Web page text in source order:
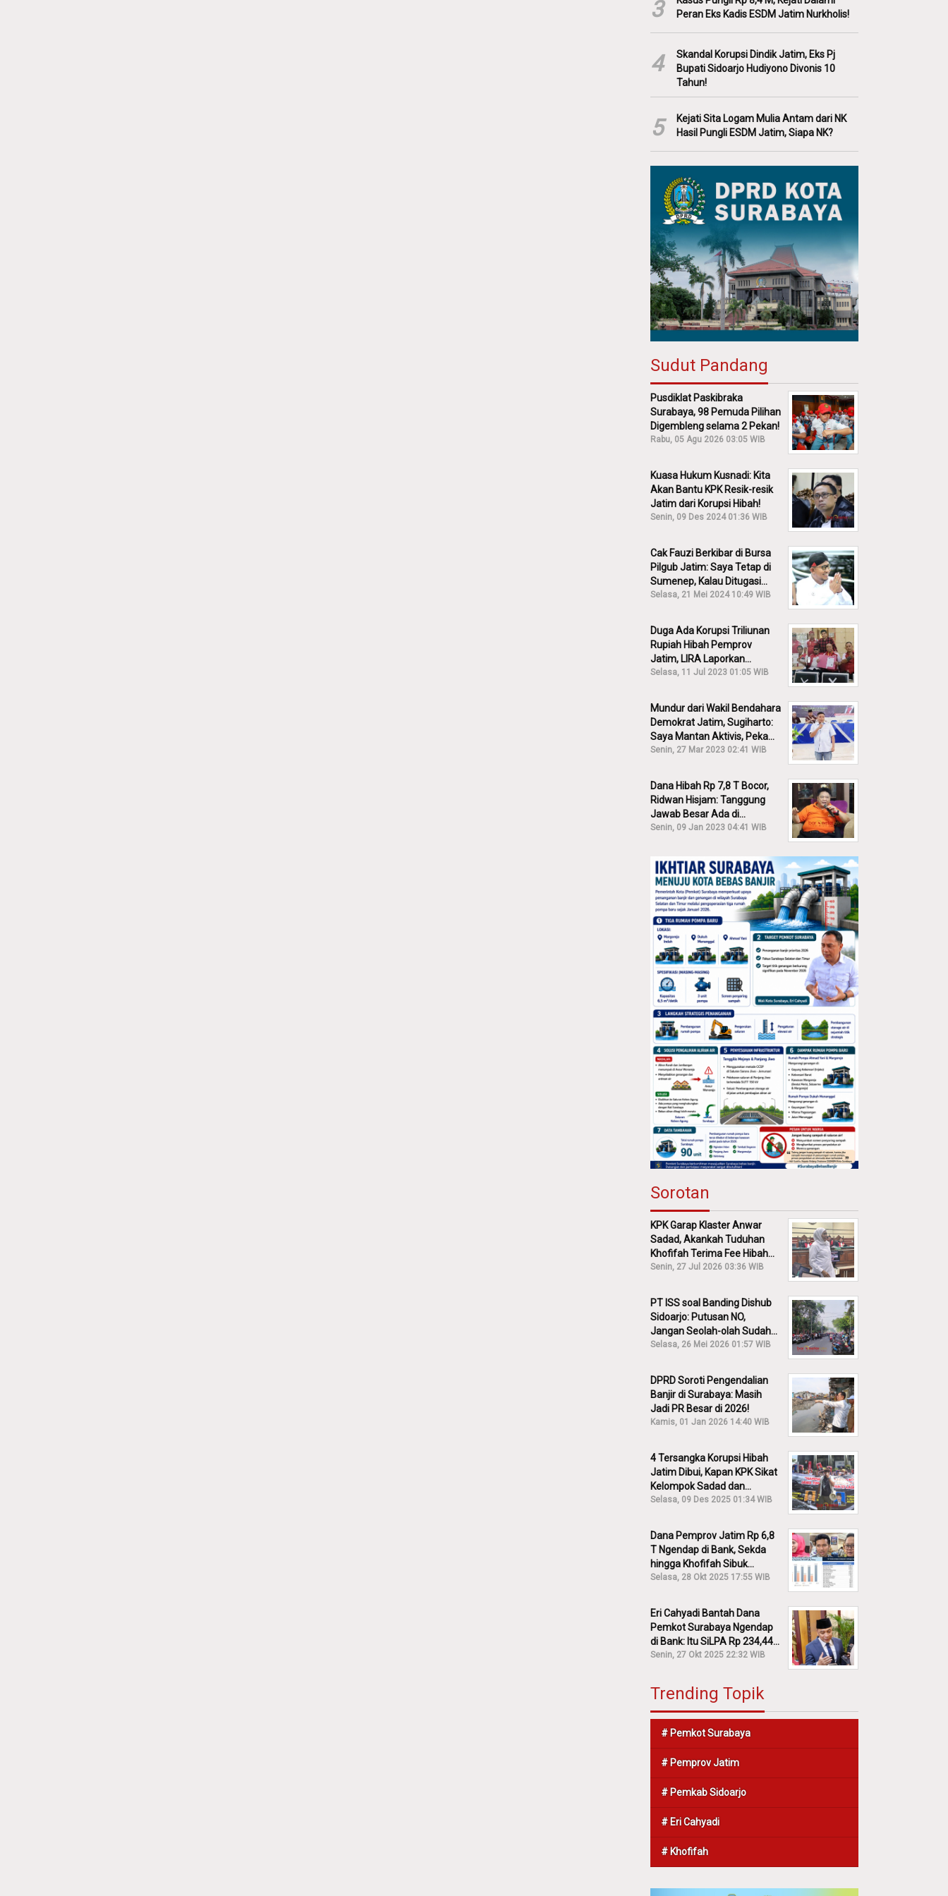
3
Peran Eks Kadis ESDM Jatim Nurkholis!
4
Skandal Korupsi Dindik Jatim, Eks Pj
Bupati Sidoarjo Hudiyono Divonis 10
Tahun!
5
Kejati Sita Logam Mulia Antam dari NK
Hasil Pungli ESDM Jatim, Siapa NK?
Sudut Pandang
Pusdiklat Paskibraka
Surabaya, 98 Pemuda Pilihan
Digembleng selama 2 Pekan!
Rabu, 05 Agu 2026 03:05 WIB
Kuasa Hukum Kusnadi: Kita
Akan Bantu KPK Resik-resik
Jatim dari Korupsi Hibah!
Senin, 09 Des 2024 01:36 WIB
Cak Fauzi Berkibar di Bursa
Pilgub Jatim: Saya Tetap di
Sumenep, Kalau Ditugasi
Partai Lain Cerita!
Selasa, 21 Mei 2024 10:49 WIB
Duga Ada Korupsi Triliunan
Rupiah Hibah Pemprov
Jatim, LIRA Laporkan
Khofifah ke KPK: Dia Harus
Selasa, 11 Jul 2023 01:05 WIB
Mundur dari Wakil Bendahara
Demokrat Jatim, Sugiharto:
Saya Mantan Aktivis, Peka
Sekali Kalau Ada yang
Senin, 27 Mar 2023 02:41 WIB
Dana Hibah Rp 7,8 T Bocor,
Ridwan Hisjam: Tanggung
Jawab Besar Ada di
Pemprov, Bukan DPRD Jatim!
Senin, 09 Jan 2023 04:41 WIB
Sorotan
KPK Garap Klaster Anwar
Sadad, Akankah Tuduhan
Khofifah Terima Fee Hibah
30% Diusut?
Senin, 27 Jul 2026 03:36 WIB
PT ISS soal Banding Dishub
Sidoarjo: Putusan NO,
Jangan Seolah-olah Sudah
Menang!
Selasa, 26 Mei 2026 01:57 WIB
DPRD Soroti Pengendalian
Banjir di Surabaya: Masih
Jadi PR Besar di 2026!
Kamis, 01 Jan 2026 14:40 WIB
4 Tersangka Korupsi Hibah
Jatim Dibui, Kapan KPK Sikat
Kelompok Sadad dan
Iskandar?
Selasa, 09 Des 2025 01:34 WIB
Dana Pemprov Jatim Rp 6,8
T Ngendap di Bank, Sekda
hingga Khofifah Sibuk
Membantah!
Selasa, 28 Okt 2025 17:55 WIB
Eri Cahyadi Bantah Dana
Pemkot Surabaya Ngendap
di Bank: Itu SiLPA Rp 234,44
M!
Senin, 27 Okt 2025 22:32 WIB
Trending Topik
# Pemkot Surabaya
# Pemprov Jatim
# Pemkab Sidoarjo
# Eri Cahyadi
# Khofifah